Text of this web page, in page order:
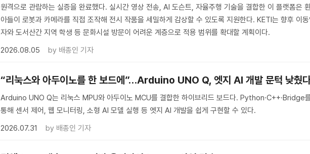
원격으로 관람하는 실증을 완료했다. 실시간 영상 전송, AI 도슨트, 자율주행 기술을 결합한 이 플랫폼은
아들이 로봇과 카메라를 직접 조작해 전시 작품을 세밀하게 감상할 수 있도록 지원한다. KETI는 향후 이
자와 도서산간 지역 학생 등 문화시설 방문이 어려운 계층으로 적용 범위를 확대할 계획이다.
2026.08.05
by 배종인 기자
“리눅스와 아두이노를 한 보드에”…Arduino UNO Q, 엣지 AI 개발 문턱 낮췄
Arduino UNO Q는 리눅스 MPU와 아두이노 MCU를 결합한 하이브리드 보드다. Python·C++·Bridge
통해 센서 제어, 웹 모니터링, 소형 AI 모델 실행 등 엣지 AI 개발을 쉽게 구현할 수 있다.
2026.07.31
by 배종인 기자